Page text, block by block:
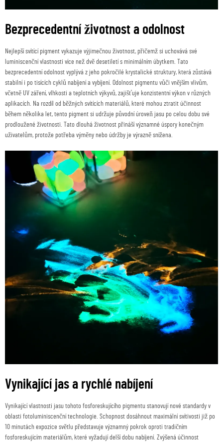
Bezprecedentní životnost a odolnost
Nejlepší svítící pigment vykazuje výjimečnou životnost, přičemž si uchovává své
luminiscenční vlastnosti více než dvě desetiletí s minimálním úbytkem. Tato
bezprecedentní odolnost vyplývá z jeho pokročilé krystalické struktury, která zůstává
stabilní i po tisících cyklů nabíjení a vybíjení. Odolnost pigmentu vůči vnějším vlivům,
včetně UV záření, vlhkosti a teplotních výkyvů, zajišťuje konzistentní výkon v různých
aplikacích. Na rozdíl od běžných svítících materiálů, které mohou ztratit účinnost
během několika let, tento pigment si udržuje původní úroveň jasu po celou dobu své
prodloužené životnosti. Tato dlouhá životnost přináší významné úspory konečným
uživatelům, protože potřeba výměny nebo údržby je výrazně snížena.
Vynikající jas a rychlé nabíjení
Vynikající vlastnosti jasu tohoto fosforeskujícího pigmentu stanovují nové standardy v
oblasti fotoluminiscenční technologie. Schopnost dosáhnout maximální svítivosti již po
10 minutách expozice světlu představuje významný pokrok oproti tradičním
fosforeskujícím materiálům, které vyžadují delší dobu nabíjení. Zvýšená účinnost